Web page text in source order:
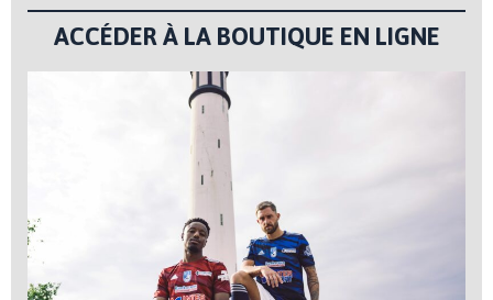
ACCÉDER À LA BOUTIQUE EN LIGNE